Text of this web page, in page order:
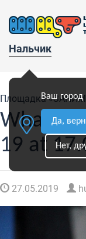
Нальчик
Ваш город
Да,
Нет,
Площадка
19 at
27.05.2019